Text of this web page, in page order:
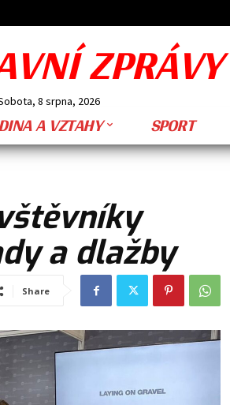
ZPRÁVY
8 srpna, 2026
A VZTAHY SPORT
a dlažby
Share